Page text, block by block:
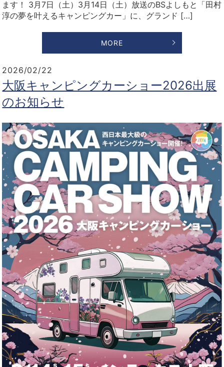
ます！ 3月7日（土）3月14日（土）放送のBSよしもと「田村
淳の夢を叶えるキャンピングカー」に、グランド […]
MORE
2026/02/22
大阪キャンピングカーショー2026出展
のお知らせ